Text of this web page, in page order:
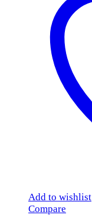
Add to wishlist
Compare